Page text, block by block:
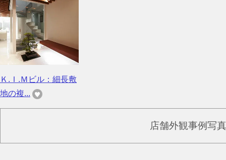
Ｋ.Ｉ.Ｍビル：細長敷
地の複...
店舗外観事例写